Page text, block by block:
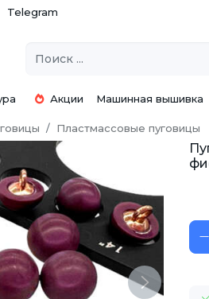
Telegram
Акции Машинная вышивка
Пластмассовые пуговицы
Next